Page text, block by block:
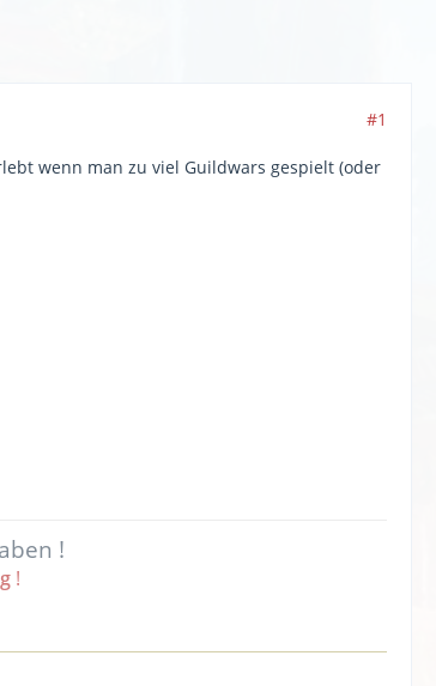
#1
wenn man zu viel Guildwars gespielt (oder
!
!